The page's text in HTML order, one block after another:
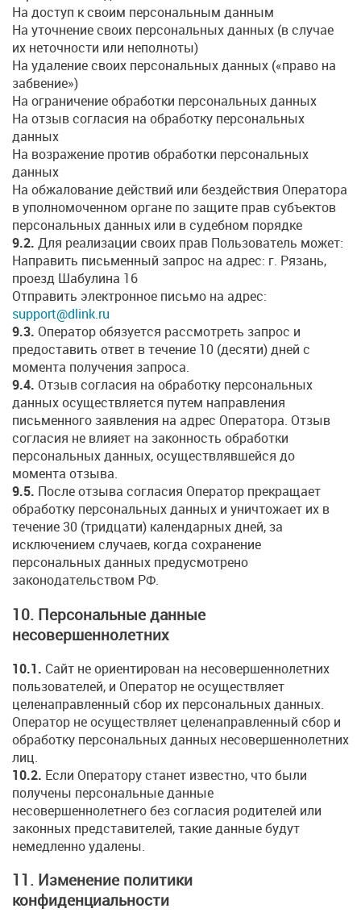
На доступ к своим персональным данным
На уточнение своих персональных данных (в случае
их неточности или неполноты)
На удаление своих персональных данных («право на
забвение»)
На ограничение обработки персональных данных
На отзыв согласия на обработку персональных
данных
На возражение против обработки персональных
данных
На обжалование действий или бездействия Оператора
в уполномоченном органе по защите прав субъектов
персональных данных или в судебном порядке
9.2. Для реализации своих прав Пользователь может:
Направить письменный запрос на адрес: г. Рязань,
проезд Шабулина 16
Отправить электронное письмо на адрес:
support@dlink.ru
9.3. Оператор обязуется рассмотреть запрос и
предоставить ответ в течение 10 (десяти) дней с
момента получения запроса.
9.4. Отзыв согласия на обработку персональных
данных осуществляется путем направления
письменного заявления на адрес Оператора. Отзыв
согласия не влияет на законность обработки
персональных данных, осуществлявшейся до
момента отзыва.
9.5. После отзыва согласия Оператор прекращает
обработку персональных данных и уничтожает их в
течение 30 (тридцати) календарных дней, за
исключением случаев, когда сохранение
персональных данных предусмотрено
законодательством РФ.
10. Персональные данные
несовершеннолетних
10.1. Сайт не ориентирован на несовершеннолетних
пользователей, и Оператор не осуществляет
целенаправленный сбор их персональных данных.
Оператор не осуществляет целенаправленный сбор и
обработку персональных данных несовершеннолетних
лиц.
10.2. Если Оператору станет известно, что были
получены персональные данные
несовершеннолетнего без согласия родителей или
законных представителей, такие данные будут
немедленно удалены.
11. Изменение политики
конфиденциальности